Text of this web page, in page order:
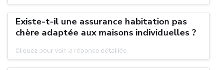
Existe-t-il une assurance habitation pas
chère adaptée aux maisons individuelles ?
Cliquez pour voir la réponse détaillée